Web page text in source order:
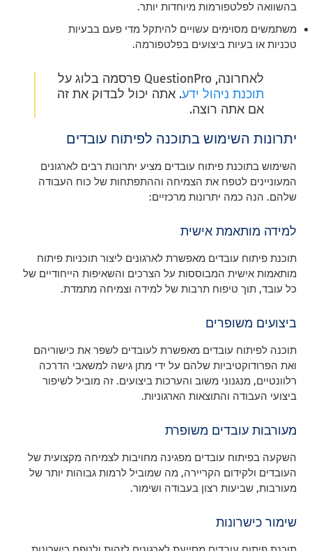
בהשוואה לפלטפורמות מיוחדות יותר.
משתמשים מסוימים עשויים להיתקל מדי פעם בבעיות
טכניות או בעיות ביצועים בפלטפורמה.
לאחרונה, QuestionPro פרסמה בלוג על
תוכנת ניהול ידע. אתה יכול לבדוק את זה
אם אתה רוצה.
יתרונות השימוש בתוכנה לפיתוח עובדים
השימוש בתוכנת פיתוח עובדים מציע יתרונות רבים לארגונים
המעוניינים לטפח את הצמיחה וההתפתחות של כוח העבודה
שלהם. הנה כמה יתרונות מרכזיים:
למידה מותאמת אישית
תוכנת פיתוח עובדים מאפשרת לארגונים ליצור תוכניות פיתוח
מותאמות אישית המבוססות על הצרכים והשאיפות הייחודיים של
כל עובד, תוך טיפוח תרבות של למידה וצמיחה מתמדת.
ביצועים משופרים
תוכנה לפיתוח עובדים מאפשרת לעובדים לשפר את כישוריהם
ואת הפרודוקטיביות שלהם על ידי מתן גישה למשאבי הדרכה
רלוונטיים, מנגנוני משוב והערכות ביצועים. זה מוביל לשיפור
ביצועי העבודה והתוצאות הארגוניות.
מעורבות עובדים משופרת
השקעה בפיתוח עובדים מפגינה מחויבות לצמיחה מקצועית של
העובדים ולקידום הקריירה, מה שמוביל לרמות גבוהות יותר של
מעורבות, שביעות רצון בעבודה ושימור.
שימור כישרונות